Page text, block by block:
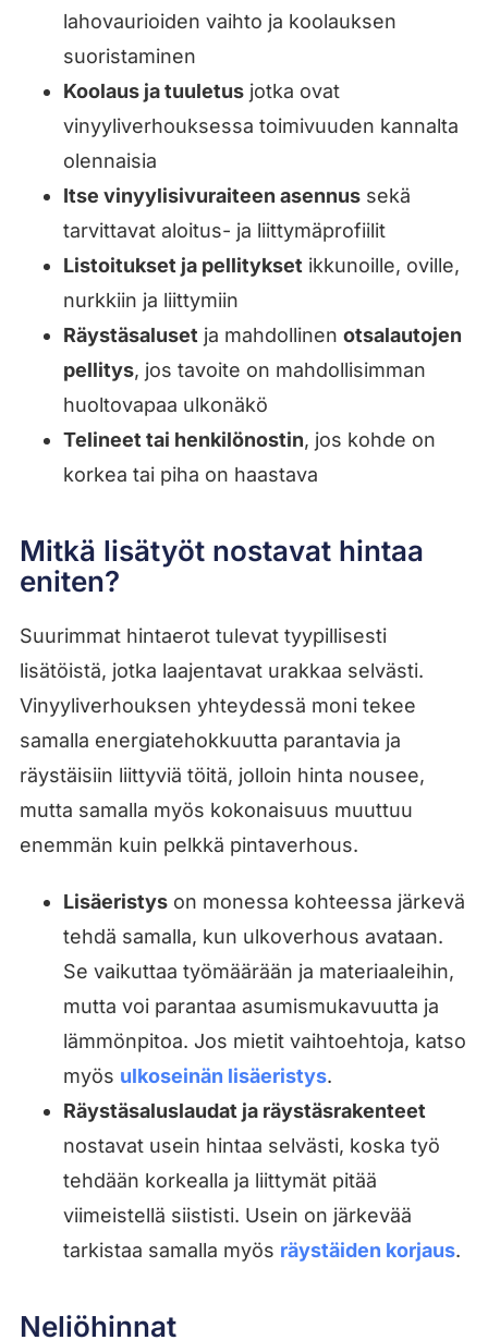
lahovaurioiden vaihto ja koolauksen
suoristaminen
Koolaus ja tuuletusjotka ovat
vinyyliverhouksessa toimivuuden kannalta
olennaisia
Itse vinyylisivuraiteen asennussekä
tarvittavat aloitus- ja liittymäprofiilit
Listoitukset ja pellitykset ikkunoille, oville,
nurkkiin ja liittymiin
Räystäsaluset ja mahdollinen otsalautojen
pellitys, jos tavoite on mahdollisimman
huoltovapaa ulkonäkö
Telineet tai henkilönostin, jos kohde on
korkea tai piha on haastava
Mitkä lisätyöt nostavat hintaa
eniten?
Suurimmat hintaerot tulevat tyypillisesti
lisätöistä, jotka laajentavat urakkaa selvästi.
Vinyyliverhouksen yhteydessä moni tekee
samalla energiatehokkuutta parantavia ja
räystäisiin liittyviä töitä, jolloin hinta nousee,
mutta samalla myös kokonaisuus muuttuu
enemmän kuin pelkkä pintaverhous.
Lisäeristyson monessa kohteessa järkevä
tehdä samalla, kun ulkoverhous avataan.
Se vaikuttaa työmäärään ja materiaaleihin,
mutta voi parantaa asumismukavuutta ja
lämmönpitoa. Jos mietit vaihtoehtoja, katso
myös ulkoseinän lisäeristys.
Räystäsaluslaudat ja räystäsrakenteet
nostavat usein hintaa selvästi, koska työ
tehdään korkealla ja liittymät pitää
viimeistellä siististi. Usein on järkevää
tarkistaa samalla myös räystäiden korjaus.
Neliöhinnat